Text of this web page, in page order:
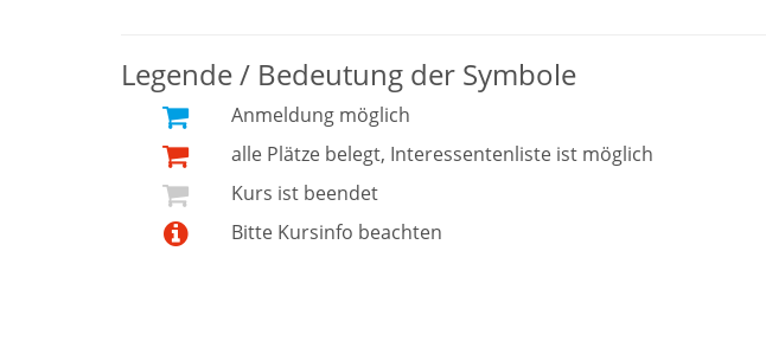
Legende / Bedeutung der Symbole
Anmeldung möglich
alle Plätze belegt, Interessentenliste ist möglich
Kurs ist beendet
Bitte Kursinfo beachten